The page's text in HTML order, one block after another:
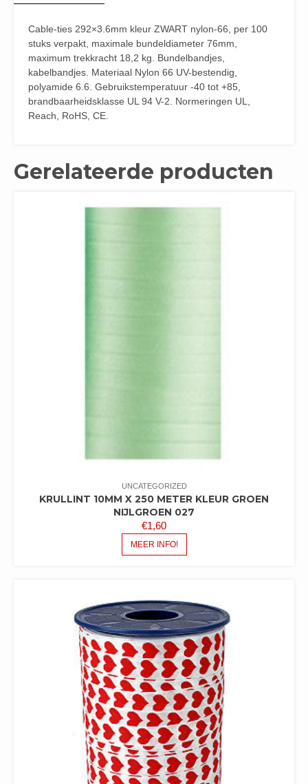
Cable-ties 292×3.6mm kleur ZWART nylon-66, per 100
stuks verpakt, maximale bundeldiameter 76mm,
maximum trekkracht 18,2 kg. Bundelbandjes,
kabelbandjes. Materiaal Nylon 66 UV-bestendig,
polyamide 6.6. Gebruikstemperatuur -40 tot +85,
brandbaarheidsklasse UL 94 V-2. Normeringen UL,
Reach, RoHS, CE.
Gerelateerde producten
UNCATEGORIZED
KRULLINT 10MM X 250 METER KLEUR GROEN
NIJLGROEN 027
€1,60
MEER INFO!